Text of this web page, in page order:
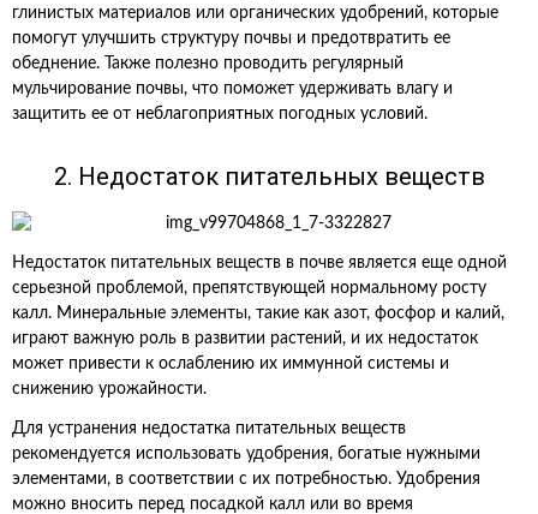
глинистых материалов или органических удобрений, которые
помогут улучшить структуру почвы и предотвратить ее
обеднение. Также полезно проводить регулярный
мульчирование почвы, что поможет удерживать влагу и
защитить ее от неблагоприятных погодных условий.
2. Недостаток питательных веществ
Недостаток питательных веществ в почве является еще одной
серьезной проблемой, препятствующей нормальному росту
калл. Минеральные элементы, такие как азот, фосфор и калий,
играют важную роль в развитии растений, и их недостаток
может привести к ослаблению их иммунной системы и
снижению урожайности.
Для устранения недостатка питательных веществ
рекомендуется использовать удобрения, богатые нужными
элементами, в соответствии с их потребностью. Удобрения
можно вносить перед посадкой калл или во время